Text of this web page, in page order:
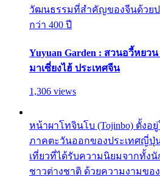
วัฒนธรรมที่สำคัญของจีนด้วย
กว่า 400 ปี
Yuyuan Garden : สวนอวี้หยว
มาเซี่ยงไฮ้ ประเทศจีน
1,306 views
หน้าผาโทจินโบ (Tojinbo) ตั้งอ
ภาคตะวันออกของประเทศญี่ปุ่
เที่ยวที่ได้รับความนิยมจากทั้ง
ชาวต่างชาติ ด้วยความงามขอ